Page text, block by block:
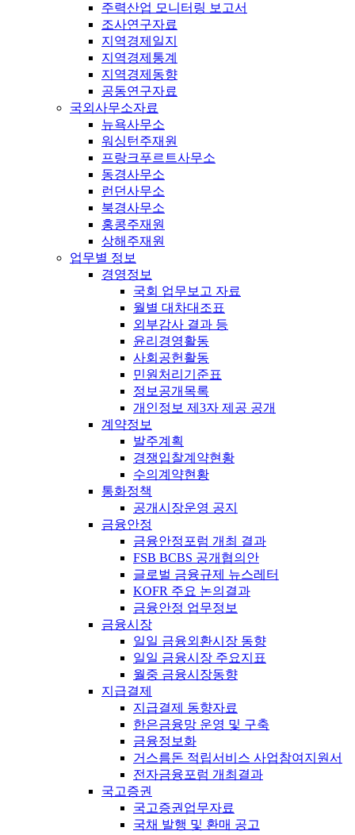
주력산업 모니터링 보고서
조사연구자료
지역경제일지
지역경제통계
지역경제동향
공동연구자료
국외사무소자료
뉴욕사무소
워싱턴주재원
프랑크푸르트사무소
동경사무소
런던사무소
북경사무소
홍콩주재원
상해주재원
업무별 정보
경영정보
국회 업무보고 자료
월별 대차대조표
외부감사 결과 등
윤리경영활동
사회공헌활동
민원처리기준표
정보공개목록
개인정보 제3자 제공 공개
계약정보
발주계획
경쟁입찰계약현황
수의계약현황
통화정책
공개시장운영 공지
금융안정
금융안정포럼 개최 결과
FSB BCBS 공개협의안
글로벌 금융규제 뉴스레터
KOFR 주요 논의결과
금융안정 업무정보
금융시장
일일 금융외환시장 동향
일일 금융시장 주요지표
월중 금융시장동향
지급결제
지급결제 동향자료
한은금융망 운영 및 구축
금융정보화
거스름돈 적립서비스 사업참여지원서
전자금융포럼 개최결과
국고증권
국고증권업무자료
국채 발행 및 환매 공고